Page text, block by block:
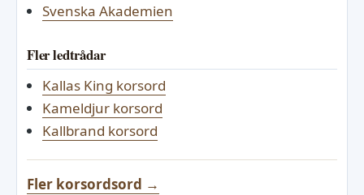
Svenska Akademien
Fler ledtrådar
Kallas King korsord
Kameldjur korsord
Kallbrand korsord
Fler korsordsord →